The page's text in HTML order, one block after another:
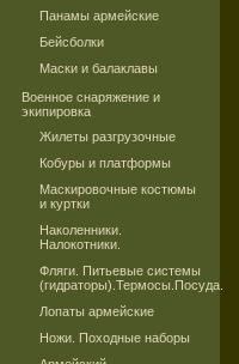
Панамы армейские
Бейсболки
Маски и балаклавы
Военное снаряжение и
экипировка
Жилеты разгрузочные
Кобуры и платформы
Маскировочные костюмы
и куртки
Наколенники.
Налокотники.
Фляги. Питьевые системы
(гидраторы).Термосы.Посуда.
Лопаты армейские
Ножи. Походные наборы